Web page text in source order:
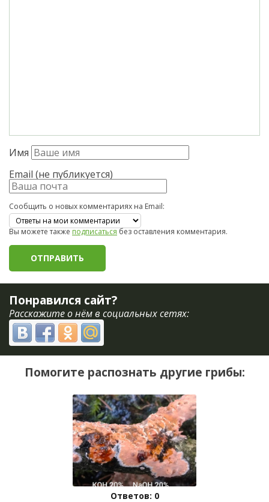
Имя
Email (не публикуется)
Сообщить о новых комментариях на Email:
Вы можете такжеподписатьсябез оставления комментария.
Понравился сайт?
Расскажите о нём в социальных сетях:
Помогите распознать другие грибы:
Ответов: 0